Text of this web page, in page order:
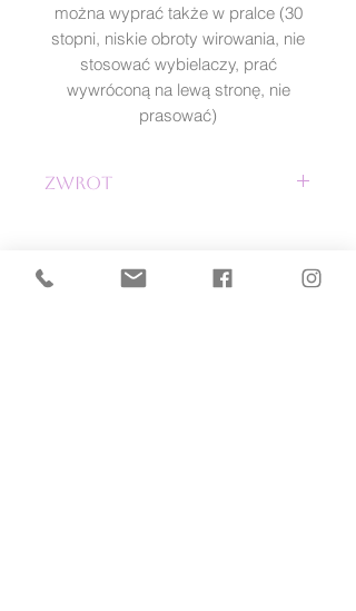
można wyprać także w pralce (30
stopni, niskie obroty wirowania, nie
stosować wybielaczy, prać
wywróconą na lewą stronę, nie
prasować)
zwrot
nie może nosić śladów